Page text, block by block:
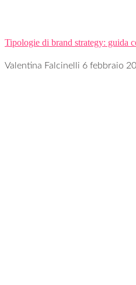
Tipologie di brand strategy: guida
Valentina Falcinelli 6 febbraio